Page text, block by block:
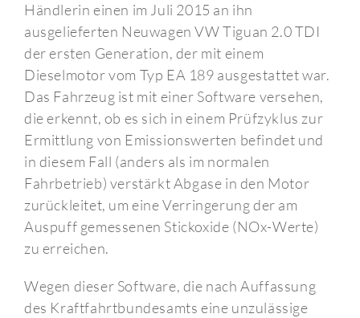
Händlerin einen im Juli 2015 an ihn
ausgelieferten Neuwagen VW Tiguan 2.0 TDI
der ersten Generation, der mit einem
Dieselmotor vom Typ EA 189 ausgestattet war.
Das Fahrzeug ist mit einer Software versehen,
die erkennt, ob es sich in einem Prüfzyklus zur
Ermittlung von Emissionswerten befindet und
in diesem Fall (anders als im normalen
Fahrbetrieb) verstärkt Abgase in den Motor
zurückleitet, um eine Verringerung der am
Auspuff gemessenen Stickoxide (NOx-Werte)
zu erreichen.
Wegen dieser Software, die nach Auffassung
des Kraftfahrtbundesamts eine unzulässige